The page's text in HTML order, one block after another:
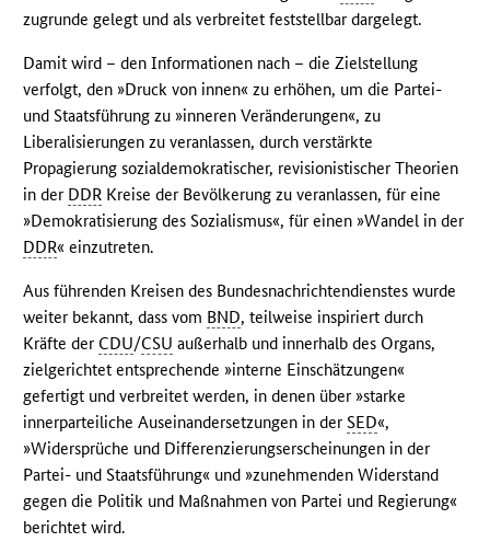
zugrunde gelegt und als verbreitet feststellbar dargelegt.
Damit wird – den Informationen nach – die Zielstellung
verfolgt, den »Druck von innen« zu erhöhen, um die Partei-
und Staatsführung zu »inneren Veränderungen«, zu
Liberalisierungen zu veranlassen, durch verstärkte
Propagierung sozialdemokratischer, revisionistischer Theorien
in der DDR Kreise der Bevölkerung zu veranlassen, für eine
»Demokratisierung des Sozialismus«, für einen »Wandel in der
DDR« einzutreten.
Aus führenden Kreisen des Bundesnachrichtendienstes wurde
weiter bekannt, dass vom BND, teilweise inspiriert durch
Kräfte der CDU/CSU außerhalb und innerhalb des Organs,
zielgerichtet entsprechende »interne Einschätzungen«
gefertigt und verbreitet werden, in denen über »starke
innerparteiliche Auseinandersetzungen in derSED«,
»Widersprüche und Differenzierungserscheinungen in der
Partei- und Staatsführung« und »zunehmenden Widerstand
gegen die Politik und Maßnahmen von Partei und Regierung«
berichtet wird.